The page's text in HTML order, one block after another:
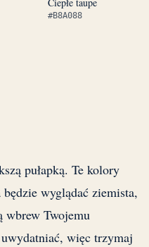
#B8A088
pułapką. Te kolory
będzie wyglądać ziemista,
wbrew Twojemu
więc trzymaj